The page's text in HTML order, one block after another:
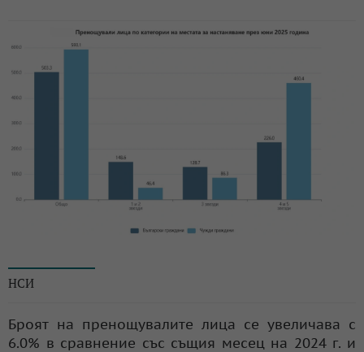
НСИ
Броят на пренощувалите лица се увеличава с
6.0% в сравнение със същия месец на 2024 г. и